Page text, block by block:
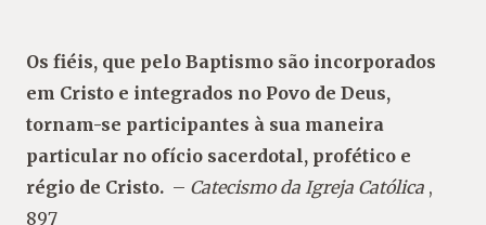
Os fiéis, que pelo Baptismo são incorporados
em Cristo e integrados no Povo de Deus,
tornam-se participantes à sua maneira
particular no ofício sacerdotal, profético e
régio de Cristo. – Catecismo da Igreja Católica ,
897